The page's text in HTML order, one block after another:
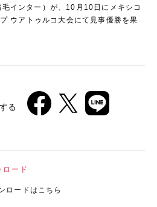
インター）が、10月10日にメキシコ
ウアトゥルコ大会にて見事優勝を果
る
ード
ロードはこちら